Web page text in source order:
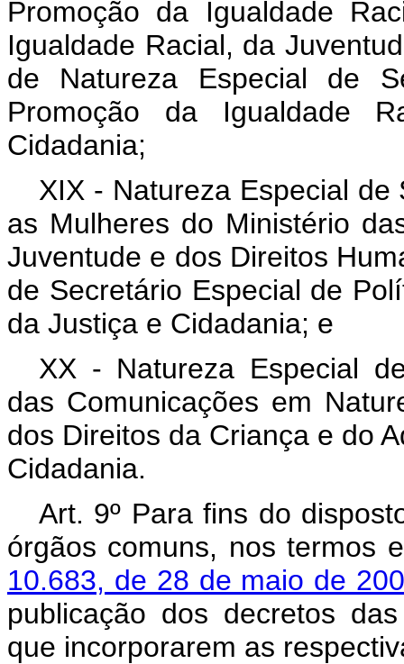
Promoção da Igualdade
Igualdade Racial, da
de Natureza Especial de
Promoção da Igualdade
Cidadania;
XIX - Natureza Especial
as Mulheres do Ministério
Juventude e dos Direitos
de Secretário Especial de
da Justiça e Cidadania; e
XX - Natureza Especial
das Comunicações em
dos Direitos da Criança e do
Cidadania.
Art. 9º Para fins do
órgãos comuns, nos termos
10.683, de 28 de maio de
publicação dos decretos
que incorporarem as